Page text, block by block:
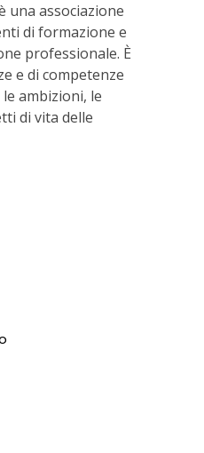
una associazione
di formazione e
professionale. È
e di competenze
ambizioni, le
di vita delle